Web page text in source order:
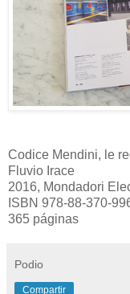
Codice Mendini, le
Fluvio Irace
2016, Mondadori
ISBN 978-88-370-
365 páginas
Podio
Compartir